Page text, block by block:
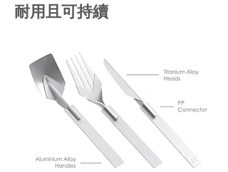
耐用且可持續